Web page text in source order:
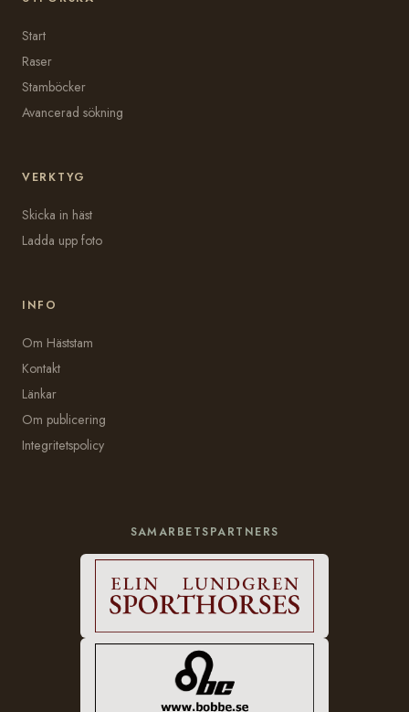
Start
Raser
Stamböcker
Avancerad sökning
VERKTYG
Skicka in häst
Ladda upp foto
INFO
Om Häststam
Kontakt
Länkar
Om publicering
Integritetspolicy
SAMARBETSPARTNERS